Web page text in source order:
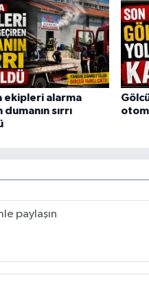
ekipleri alarma
sırrı